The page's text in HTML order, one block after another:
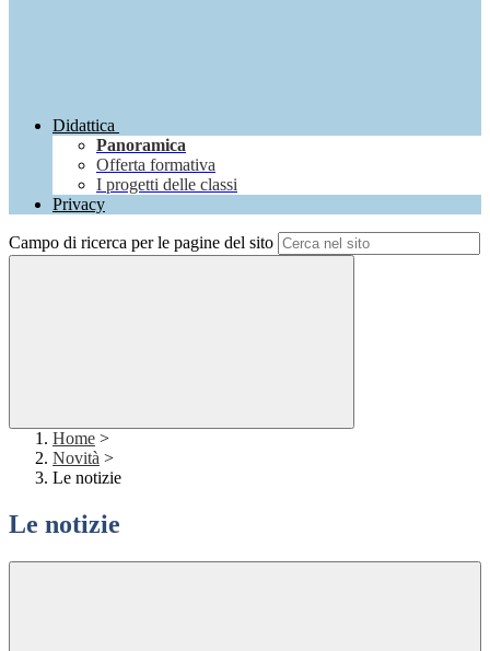
Didattica
Panoramica
Offerta formativa
I progetti delle classi
Privacy
Campo di ricerca per le pagine del sito
Home >
Novità >
Le notizie
Le notizie